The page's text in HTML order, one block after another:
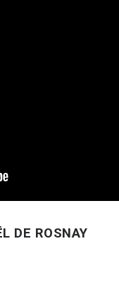
DE ROSNAY